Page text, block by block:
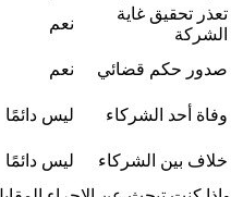
تعذر تحقيق غاية
الشركة
نعم
صدور حكم قضائي
نعم
وفاة أحد الشركاء
ليس دائمًا
خلاف بين الشركاء
ليس دائمًا